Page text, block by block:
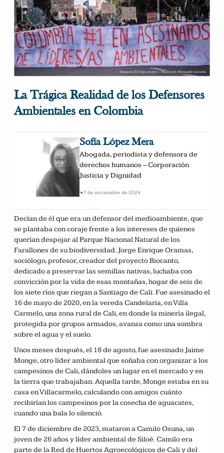
La Trágica Realidad de los Defensores
Ambientales en Colombia
Sofía López Mera
Abogada, periodista y defensora de
derechos humanos – Corporación
Justicia y Dignidad
•7 de noviembre de 2024
Decían de él que era un defensor del medioambiente, que
se plantaba con coraje frente a los intereses de quienes
querían despojar al Parque Nacional Natural de los
Farallones de su biodiversidad. Jorge Enrique Oramas,
sociólogo, profesor, creador del proyecto Biocanto,
dedicado a preservar las semillas nativas, luchaba con
convicción por la vida de esas montañas, hogar de seis de
los siete ríos que riegan a Santiago de Cali. Fue asesinado el
16 de mayo de 2020, en la vereda Candelaria, en Villa
Carmelo, una zona rural de Cali, en donde la minería ilegal,
protegida por grupos armados, avanza como una sombra
sobre el agua y el suelo.
Unos meses después, el 18 de agosto, fue asesinado Jaime
Monge, otro líder ambiental que soñaba con organizar a los
campesinos de Cali, dándoles un lugar en el mercado y en
la tierra que trabajaban. Aquella tarde, Monge estaba en su
casa en Villacarmelo, calculando con amigos cuánto
recibirían los campesinos por la cosecha de aguacates,
cuando una bala lo silenció.
El 7 de diciembre de 2023, mataron a Camilo Osuna, un
joven de 26 años y líder ambiental de Siloé. Camilo era
parte de la Red de Huertos Agroecológicos de Cali y del